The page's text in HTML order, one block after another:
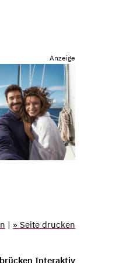
Anzeige
| » Seite drucken
Interaktiv